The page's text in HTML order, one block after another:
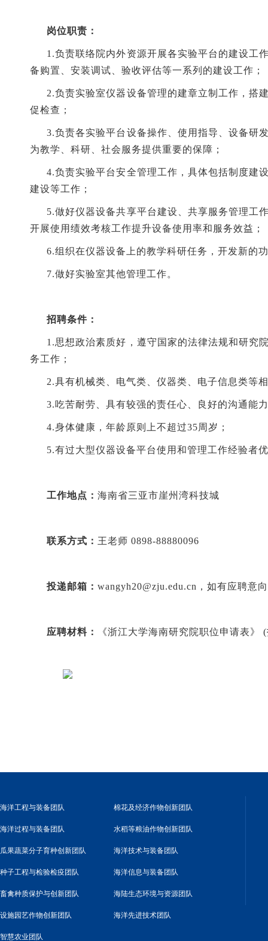
岗位职责：
1.负责联络院内外资源开展各实验平台的建设工
备购置、安装调试、验收评估等一系列的建设工作；
2.负责实验室仪器设备管理的建章立制工作，搭
促检查；
3.负责各实验平台设备操作、使用指导、设备研
为教学、科研、社会服务提供重要的保障；
4.负责实验平台安全管理工作，具体包括制度建
建设等工作；
5.做好仪器设备共享平台建设、共享服务管理工
开展使用绩效考核工作提升设备使用率和服务效益；
6.组织在仪器设备上的教学科研任务，开发新的
7.做好实验室其他管理工作。
招聘条件：
1.思想政治素质好，遵守国家的法律法规和研究
务工作；
2.具有机械类、电气类、仪器类、电子信息类等
3.吃苦耐劳、具有较强的责任心、良好的沟通能
4.身体健康，年龄 原则上不超过35周岁；
5.有过大型仪器设备平台使用和管理工作经验者
工作地点： 海南省三亚市崖州湾科技城
联系方式： 王老师 0898-88880096
投递邮箱： wangyh20@zju.edu.cn ，如有应聘意
应聘材料： 《浙江大学海南研究院职位申请表》
海洋工程与装备团队 棉花及经济作物创新团队
海洋过程与装备团队 水稻等粮油作物创新团队
瓜果蔬菜分子育种创新团队 海洋技术与装备团队
种子工程与检验检疫团队 海洋信息与装备团队
畜禽种质保护与创新团队 海陆生态环境与资源团队
设施园艺作物创新团队 海洋先进技术团队
智慧农业团队